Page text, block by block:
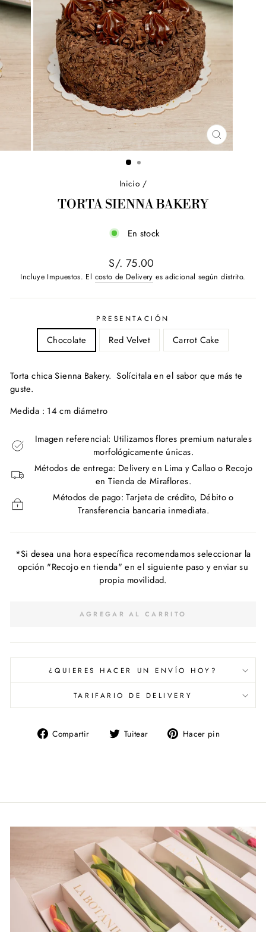
CERRAR
(ESC)
Inicio /
TORTA SIENNA BAKERY
En stock
Precio
habitual
S/. 75.00
Incluye Impuestos. El costo de Delivery es adicional según distrito.
PRESENTACIÓN
Chocolate Red Velvet Carrot Cake
Torta chica Sienna Bakery. Solícitala en el sabor que más te
guste.
Medida : 14 cm diámetro
Imagen referencial: Utilizamos flores premium naturales
morfológicamente únicas.
Métodos de entrega: Delivery en Lima y Callao o Recojo
en Tienda de Miraflores.
Métodos de pago: Tarjeta de crédito, Débito o
Transferencia bancaria inmediata.
*Si desea una hora específica recomendamos seleccionar la
opción "Recojo en tienda" en el siguiente paso y enviar su
propia movilidad.
AGREGAR AL CARRITO
¿QUIERES HACER UN ENVÍO HOY?
TARIFARIO DE DELIVERY
Compartir
CompartirTuitear
Tuitear Hacer pin